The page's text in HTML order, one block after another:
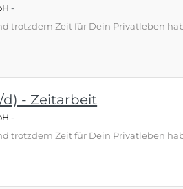
-
- Zeitarbeit
-